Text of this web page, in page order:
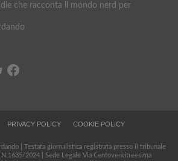
che racconta il mondo nerd per
Facebook
PRIVACY POLICY COOKIE POLICY
| Testata giornalistica registrata presso il tribunale
2024 | Sede Legale Via Centoventitreesima